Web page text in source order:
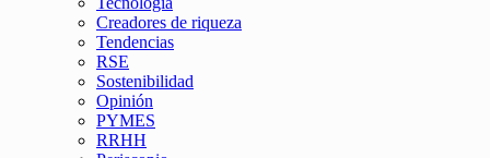
Creadores de riqueza
Tendencias
RSE
Sostenibilidad
Opinión
PYMES
RRHH